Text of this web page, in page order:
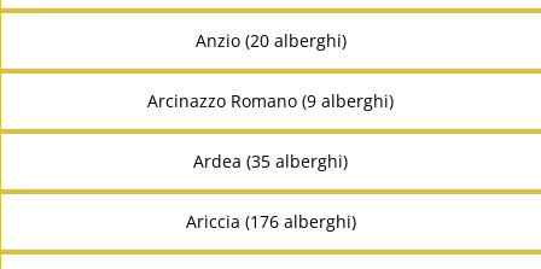
Anzio (20 alberghi)
Arcinazzo Romano (9 alberghi)
Ardea (35 alberghi)
Ariccia (176 alberghi)